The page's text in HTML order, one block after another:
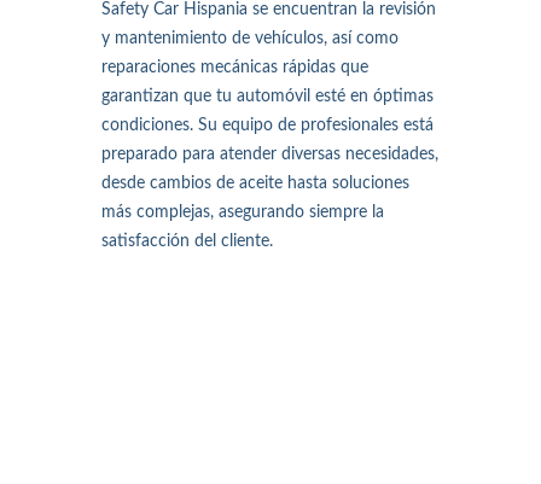
Safety Car Hispania se encuentran la revisión
y mantenimiento de vehículos, así como
reparaciones mecánicas rápidas que
garantizan que tu automóvil esté en óptimas
condiciones. Su equipo de profesionales está
preparado para atender diversas necesidades,
desde cambios de aceite hasta soluciones
más complejas, asegurando siempre la
satisfacción del cliente.